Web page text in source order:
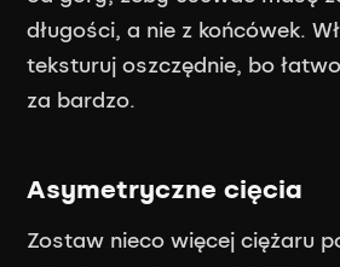
długości, a nie z końcówek.
teksturuj oszczędnie, bo
za bardzo.
Asymetryczne cięcia
Zostaw nieco więcej ciężaru